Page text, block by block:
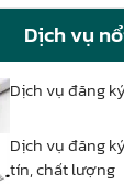
Dịch vụ
Dịch vụ đăng
Dịch vụ đăng
tín, chất lượng